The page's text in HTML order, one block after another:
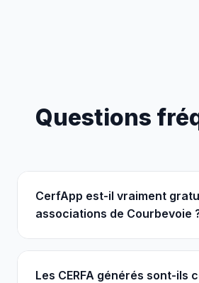
Questions
CerfApp est-il vraiment
associations de Courbevoie
Les CERFA générés sont-ils